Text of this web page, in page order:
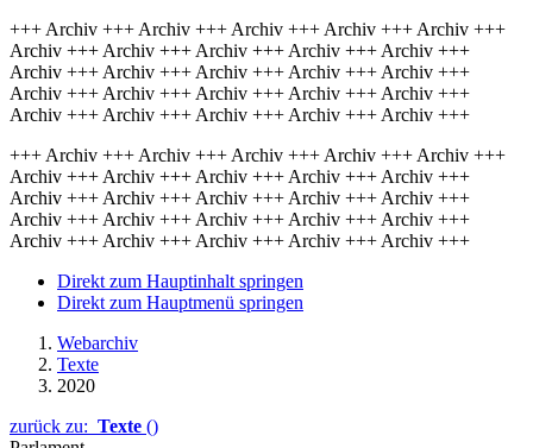
+++ Archiv +++ Archiv +++ Archiv +++ Archiv +++ Archiv +++
Archiv +++ Archiv +++ Archiv +++ Archiv +++ Archiv +++
Archiv +++ Archiv +++ Archiv +++ Archiv +++ Archiv +++
Archiv +++ Archiv +++ Archiv +++ Archiv +++ Archiv +++
Archiv +++ Archiv +++ Archiv +++ Archiv +++ Archiv +++
+++ Archiv +++ Archiv +++ Archiv +++ Archiv +++ Archiv +++
Archiv +++ Archiv +++ Archiv +++ Archiv +++ Archiv +++
Archiv +++ Archiv +++ Archiv +++ Archiv +++ Archiv +++
Archiv +++ Archiv +++ Archiv +++ Archiv +++ Archiv +++
Archiv +++ Archiv +++ Archiv +++ Archiv +++ Archiv +++
Direkt zum Hauptinhalt springen
Direkt zum Hauptmenü springen
Webarchiv
Texte
2020
zurück zu: Texte ()